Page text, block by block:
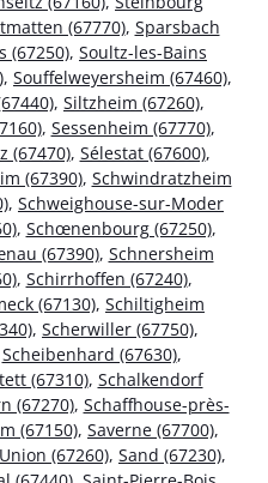
(67770), Sparsbach
(67250), Soultz-les-Bains
, Souffelweyersheim (67460),
, Siltzheim (67260),
, Sessenheim (67770),
(67470), Sélestat (67600),
(67390), Schwindratzheim
, Schweighouse-sur-Moder
, Schœnenbourg (67250),
(67390), Schnersheim
, Schirrhoffen (67240),
(67130), Schiltigheim
, Scherwiller (67750),
Scheibenhard (67630),
(67310), Schalkendorf
(67270), Schaffhouse-près-
(67150), Saverne (67700),
(67260), Sand (67230),